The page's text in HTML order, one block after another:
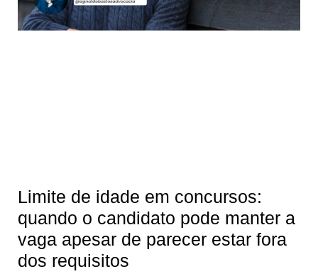
Limite de idade em concursos:
quando o candidato pode manter a
vaga apesar de parecer estar fora
dos requisitos